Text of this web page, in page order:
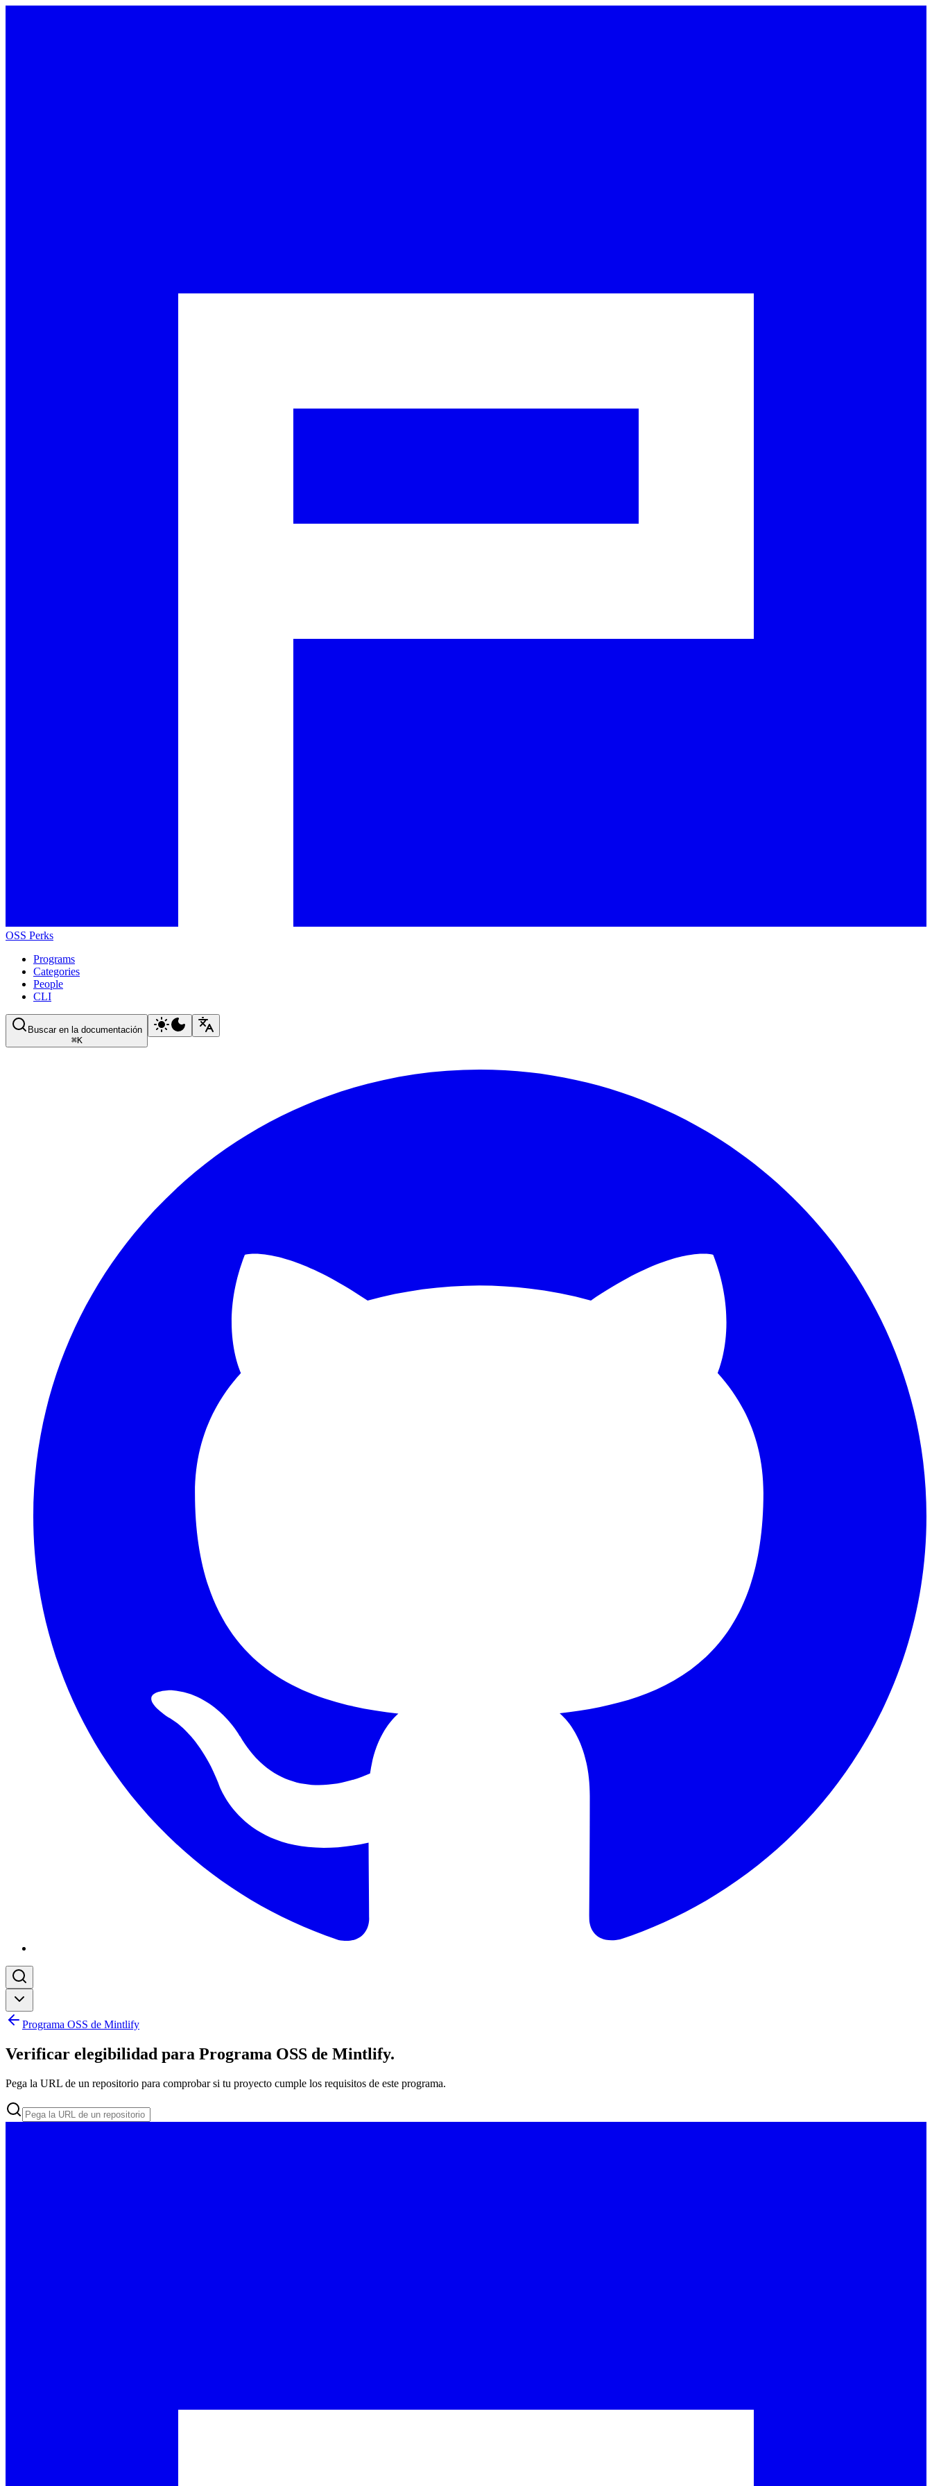
OSS Perks
Programs
Categories
People
CLI
Buscar en la documentación
⌘K
Programa OSS de Mintlify
Verificar elegibilidad para Programa OSS de Mintlify.
Pega la URL de un repositorio para comprobar si tu proyecto cumple los requisitos de este programa.